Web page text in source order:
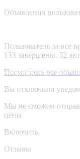
Объявления
Пользователь за все
133 завершены, 32
Посмотреть все
Вы отключили
Мы не сможем
цены
Включить
Отзывы